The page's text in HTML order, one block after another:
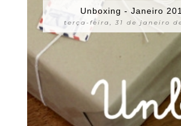
Unboxing - Janeiro
terça-feira, 31 de janeiro